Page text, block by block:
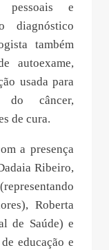
pessoais e
diagnóstico
também
autoexame,
usada para
do câncer,
de cura.
a presença
Ribeiro,
Roberta
de Saúde) e
educação e